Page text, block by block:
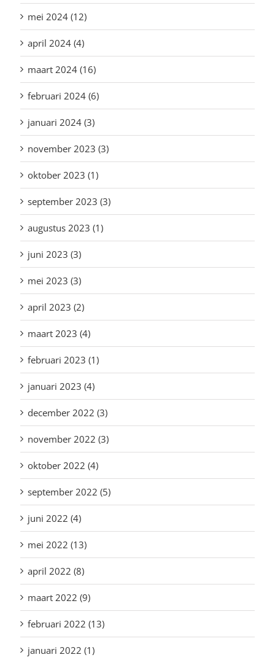
mei 2024 (12)
april 2024 (4)
maart 2024 (16)
februari 2024 (6)
januari 2024 (3)
november 2023 (3)
oktober 2023 (1)
september 2023 (3)
augustus 2023 (1)
juni 2023 (3)
mei 2023 (3)
april 2023 (2)
maart 2023 (4)
februari 2023 (1)
januari 2023 (4)
december 2022 (3)
november 2022 (3)
oktober 2022 (4)
september 2022 (5)
juni 2022 (4)
mei 2022 (13)
april 2022 (8)
maart 2022 (9)
februari 2022 (13)
januari 2022 (1)